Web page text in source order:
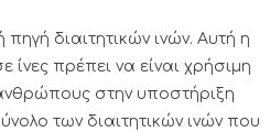
πηγή διαιτητικών ινών. Αυτή η
ίνες πρέπει να είναι χρήσιμη
στην υποστήριξη
των διαιτητικών ινών που